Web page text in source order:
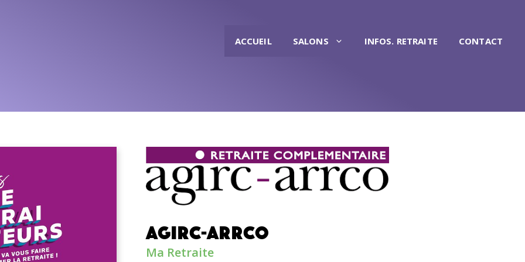
ACCUEIL SALONS INFOS. RETRAITE CONTACT
AGIRC-ARRCO
Ma Retraite